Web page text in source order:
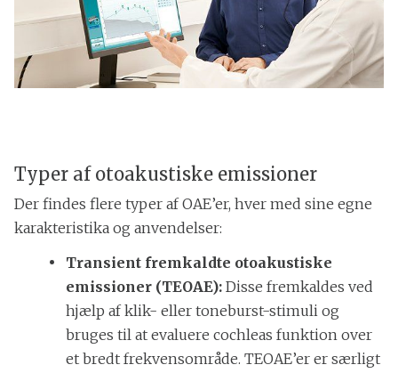
Typer af otoakustiske emissioner
Der findes flere typer af OAE’er, hver med sine egne
karakteristika og anvendelser:
Transient fremkaldte otoakustiske
emissioner (TEOAE):Disse fremkaldes ved
hjælp af klik- eller toneburst-stimuli og
bruges til at evaluere cochleas funktion over
et bredt frekvensområde. TEOAE’er er særligt